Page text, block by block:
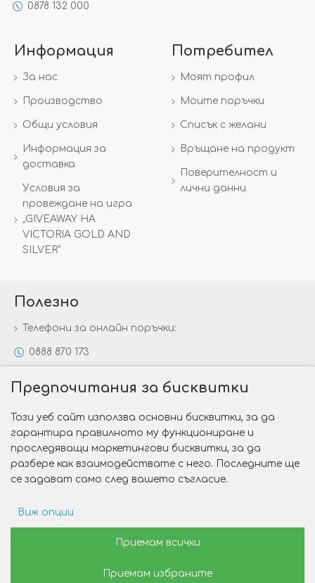
0878 132 000
Информация
За нас
Производство
Общи условия
Информация за
доставка
Условия за
провеждане на игра
„GIVEAWAY НА
VICTORIA GOLD AND
SILVER“
Потребител
Моят профил
Моите поръчки
Списък с желани
Връщане на продукт
Поверителност и
лични данни
Полезно
Телефони за онлайн поръчки:
0888 870 173
Специални предложения
Защо да изберете Victoria Gold&Silver?
Как да изберем годежен пръстен?
Изработка на сайт от Web R Solution®
Предпочитания за бисквитки
Този уеб сайт използва основни бисквитки, за да
гарантира правилното му функциониране и
проследяващи маркетингови бисквитки, за да
разбере как взаимодействате с него. Последните ще
се задават само след вашето съгласие.
Виж опции
Рекламни предпочитания
Данни за потребление
Приемам всички
Приемам избраните